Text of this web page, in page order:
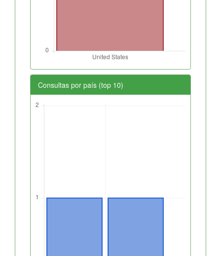
Consultas por país (top 10)